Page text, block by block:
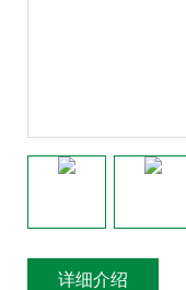
详细介绍